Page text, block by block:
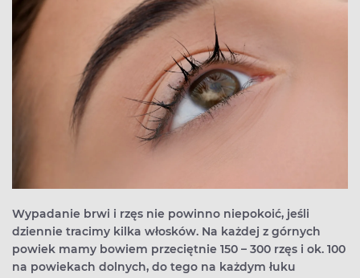
Wypadanie brwi i rzęs nie powinno niepokoić, jeśli
dziennie tracimy kilka włosków. Na każdej z górnych
powiek mamy bowiem przeciętnie 150 – 300 rzęs i ok. 100
na powiekach dolnych, do tego na każdym łuku